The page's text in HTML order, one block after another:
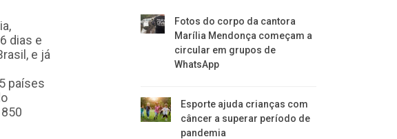
dias e
e já
países
Fotos do corpo da cantora
Marília Mendonça começam a
circular em grupos de
WhatsApp
Esporte ajuda crianças com
câncer a superar período de
pandemia